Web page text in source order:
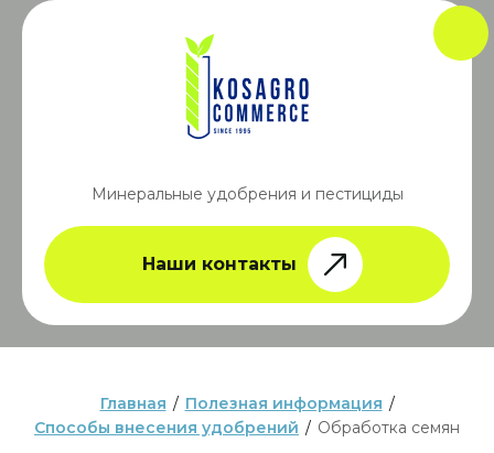
Минеральные удобрения и пестициды
Наши контакты
Главная / Полезная информация /
Способы внесения удобрений / Обработка семян